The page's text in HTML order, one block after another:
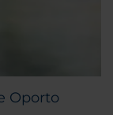
Oporto